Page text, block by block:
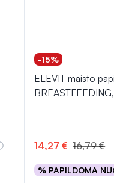
-15%
ELEVIT maisto
14,27 € 16,79 €
% PAPILDOMA